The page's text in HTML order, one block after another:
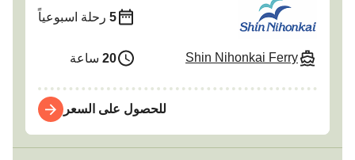
Shin Nihonkai Ferry
5رحلة اسبوعياً
20ساعة
للحصول على السعر